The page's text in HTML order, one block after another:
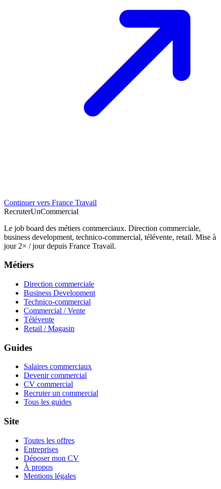
Continuer vers France Travail
RecruterUnCommercial
Le job board des métiers commerciaux. Direction commerciale,
business development, technico-commercial, télévente, retail. Mise à
jour 2× / jour depuis France Travail.
Métiers
Direction commerciale
Business Development
Technico-commercial
Commercial / Vente
Télévente
Retail / Magasin
Guides
Salaires commerciaux
Devenir commercial
CV commercial
Recruter un commercial
Tous les guides
Site
Toutes les offres
Entreprises
Déposer mon CV
À propos
Mentions légales